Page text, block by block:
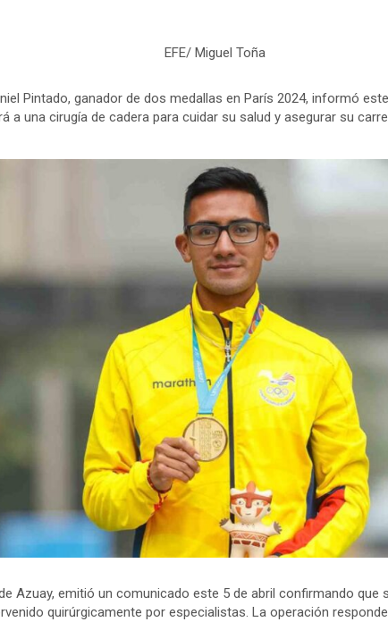
EFE/ Miguel Toña
Pintado, ganador de dos medallas en París 2024, informó
a una cirugía de cadera para cuidar su salud y asegurar su
Azuay, emitió un comunicado este 5 de abril confirmando que
quirúrgicamente por especialistas. La operación